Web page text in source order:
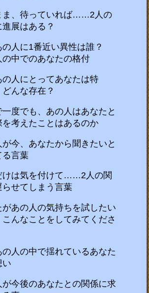
ま、待っていれば……2人の
進展はある？
の人に1番近い異性は誰？
の中でのあなたの格付
の人にとってあなたは特
んな存在？
度でも、あの人はあなたと
を考えたことはあるのか
が今、あなたから聞きたいと
る言葉
けは気を付けて……2人の関
らせてしまう言葉
があの人の気持ちを試したい
こんなことをしてみてくださ
の人の中で揺れているあなた
い
が今後のあなたとの関係に求